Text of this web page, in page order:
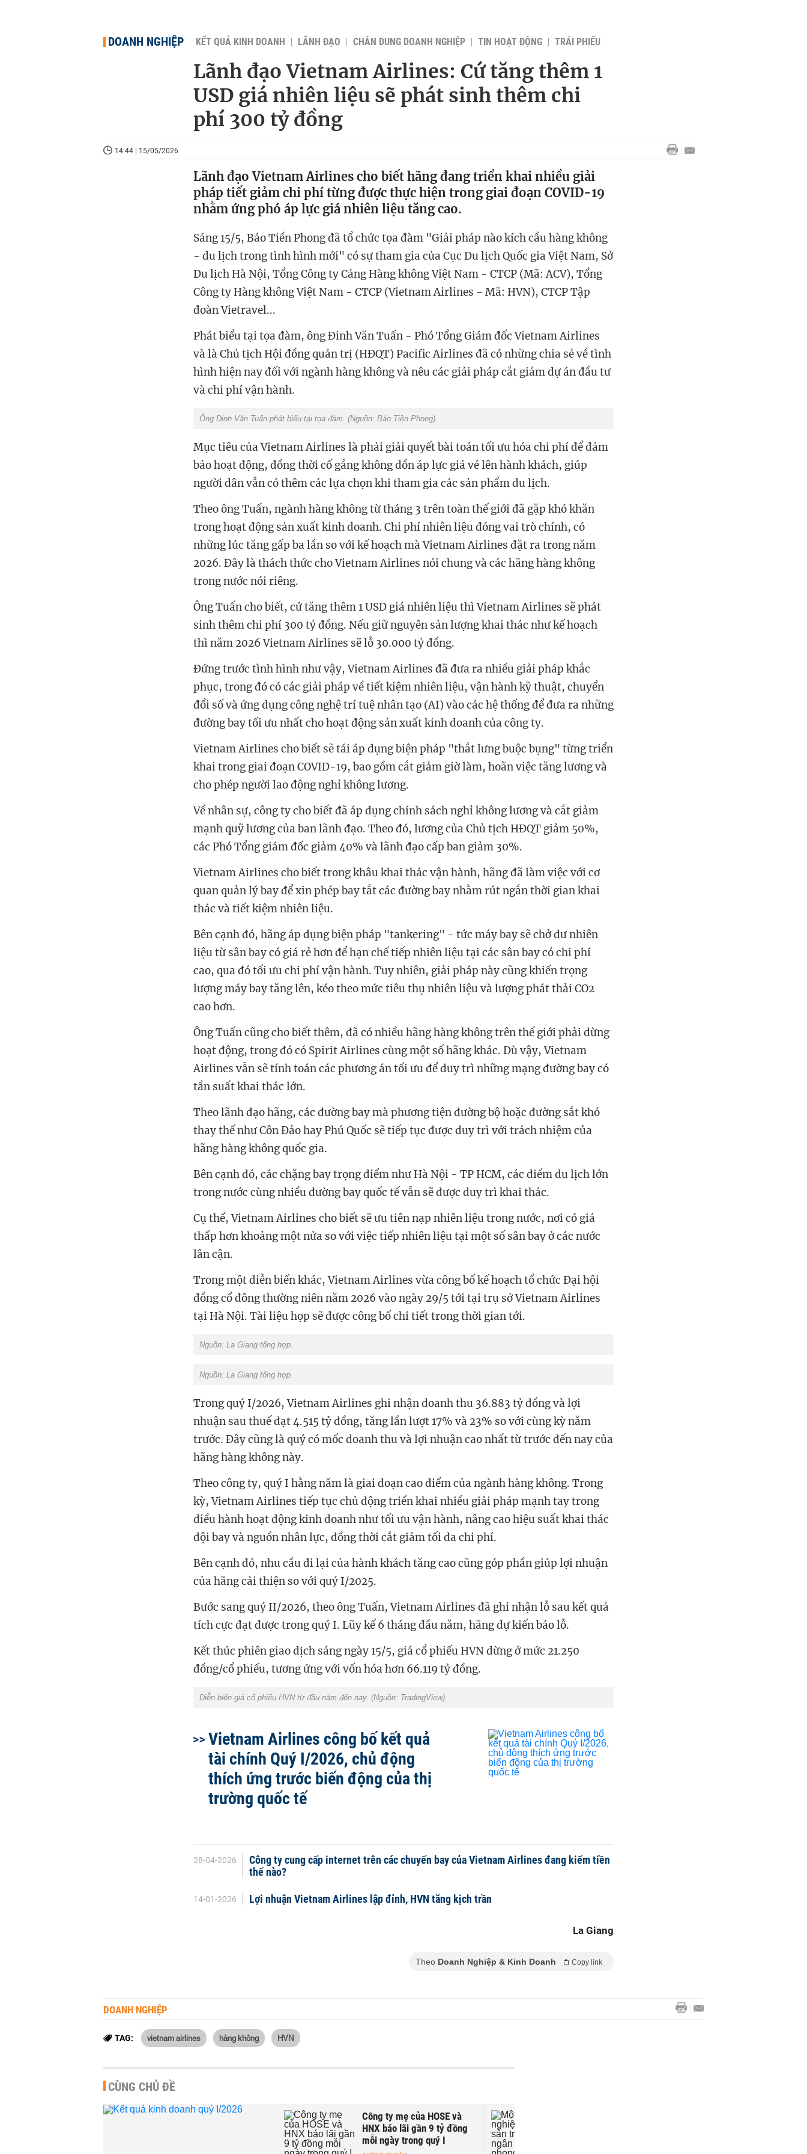
DOANH NGHIỆP KẾT QUẢ KINH DOANH LÃNH ĐẠO CHÂN DUNG DOANH NGHIỆP TIN HOẠT ĐỘNG TRÁI PHIẾU
Lãnh đạo Vietnam Airlines: Cứ tăng thêm 1
USD giá nhiên liệu sẽ phát sinh thêm chi
phí 300 tỷ đồng
14:44 | 15/05/2026
Lãnh đạo Vietnam Airlines cho biết hãng đang triển khai nhiều giải
pháp tiết giảm chi phí từng được thực hiện trong giai đoạn COVID-19
nhằm ứng phó áp lực giá nhiên liệu tăng cao.
Sáng 15/5, Báo Tiền Phong đã tổ chức tọa đàm "Giải pháp nào kích cầu hàng không
- du lịch trong tình hình mới" có sự tham gia của Cục Du lịch Quốc gia Việt Nam, Sở
Du lịch Hà Nội, Tổng Công ty Cảng Hàng không Việt Nam - CTCP (Mã: ACV), Tổng
Công ty Hàng không Việt Nam - CTCP (Vietnam Airlines - Mã: HVN), CTCP Tập
đoàn Vietravel...
Phát biểu tại tọa đàm, ông Đinh Văn Tuấn - Phó Tổng Giám đốc Vietnam Airlines
và là Chủ tịch Hội đồng quản trị (HĐQT) Pacific Airlines đã có những chia sẻ về tình
hình hiện nay đối với ngành hàng không và nêu các giải pháp cắt giảm dự án đầu tư
và chi phí vận hành.
Ông Đinh Văn Tuấn phát biểu tại tọa đàm. (Nguồn: Báo Tiền Phong).
Mục tiêu của Vietnam Airlines là phải giải quyết bài toán tối ưu hóa chi phí để đảm
bảo hoạt động, đồng thời cố gắng không dồn áp lực giá vé lên hành khách, giúp
người dân vẫn có thêm các lựa chọn khi tham gia các sản phẩm du lịch.
Theo ông Tuấn, ngành hàng không từ tháng 3 trên toàn thế giới đã gặp khó khăn
trong hoạt động sản xuất kinh doanh. Chi phí nhiên liệu đóng vai trò chính, có
những lúc tăng gấp ba lần so với kế hoạch mà Vietnam Airlines đặt ra trong năm
2026. Đây là thách thức cho Vietnam Airlines nói chung và các hãng hàng không
trong nước nói riêng.
Ông Tuấn cho biết, cứ tăng thêm 1 USD giá nhiên liệu thì Vietnam Airlines sẽ phát
sinh thêm chi phí 300 tỷ đồng. Nếu giữ nguyên sản lượng khai thác như kế hoạch
thì năm 2026 Vietnam Airlines sẽ lỗ 30.000 tỷ đồng.
Đứng trước tình hình như vậy, Vietnam Airlines đã đưa ra nhiều giải pháp khắc
phục, trong đó có các giải pháp về tiết kiệm nhiên liệu, vận hành kỹ thuật, chuyển
đổi số và ứng dụng công nghệ trí tuệ nhân tạo (AI) vào các hệ thống để đưa ra những
đường bay tối ưu nhất cho hoạt động sản xuất kinh doanh của công ty.
Vietnam Airlines cho biết sẽ tái áp dụng biện pháp "thắt lưng buộc bụng" từng triển
khai trong giai đoạn COVID-19, bao gồm cắt giảm giờ làm, hoãn việc tăng lương và
cho phép người lao động nghỉ không lương.
Về nhân sự, công ty cho biết đã áp dụng chính sách nghỉ không lương và cắt giảm
mạnh quỹ lương của ban lãnh đạo. Theo đó, lương của Chủ tịch HĐQT giảm 50%,
các Phó Tổng giám đốc giảm 40% và lãnh đạo cấp ban giảm 30%.
Vietnam Airlines cho biết trong khâu khai thác vận hành, hãng đã làm việc với cơ
quan quản lý bay để xin phép bay tắt các đường bay nhằm rút ngắn thời gian khai
thác và tiết kiệm nhiên liệu.
Bên cạnh đó, hãng áp dụng biện pháp "tankering" - tức máy bay sẽ chở dư nhiên
liệu từ sân bay có giá rẻ hơn để hạn chế tiếp nhiên liệu tại các sân bay có chi phí
cao, qua đó tối ưu chi phí vận hành. Tuy nhiên, giải pháp này cũng khiến trọng
lượng máy bay tăng lên, kéo theo mức tiêu thụ nhiên liệu và lượng phát thải CO2
cao hơn.
Ông Tuấn cũng cho biết thêm, đã có nhiều hãng hàng không trên thế giới phải dừng
hoạt động, trong đó có Spirit Airlines cùng một số hãng khác. Dù vậy, Vietnam
Airlines vẫn sẽ tính toán các phương án tối ưu để duy trì những mạng đường bay có
tần suất khai thác lớn.
Theo lãnh đạo hãng, các đường bay mà phương tiện đường bộ hoặc đường sắt khó
thay thế như Côn Đảo hay Phú Quốc sẽ tiếp tục được duy trì với trách nhiệm của
hãng hàng không quốc gia.
Bên cạnh đó, các chặng bay trọng điểm như Hà Nội - TP HCM, các điểm du lịch lớn
trong nước cùng nhiều đường bay quốc tế vẫn sẽ được duy trì khai thác.
Cụ thể, Vietnam Airlines cho biết sẽ ưu tiên nạp nhiên liệu trong nước, nơi có giá
thấp hơn khoảng một nửa so với việc tiếp nhiên liệu tại một số sân bay ở các nước
lân cận.
Trong một diễn biến khác, Vietnam Airlines vừa công bố kế hoạch tổ chức Đại hội
đồng cổ đông thường niên năm 2026 vào ngày 29/5 tới tại trụ sở Vietnam Airlines
tại Hà Nội. Tài liệu họp sẽ được công bố chi tiết trong thời gian tới.
Nguồn: La Giang tổng hợp.
Nguồn: La Giang tổng hợp.
Trong quý I/2026, Vietnam Airlines ghi nhận doanh thu 36.883 tỷ đồng và lợi
nhuận sau thuế đạt 4.515 tỷ đồng, tăng lần lượt 17% và 23% so với cùng kỳ năm
trước. Đây cũng là quý có mốc doanh thu và lợi nhuận cao nhất từ trước đến nay của
hãng hàng không này.
Theo công ty, quý I hằng năm là giai đoạn cao điểm của ngành hàng không. Trong
kỳ, Vietnam Airlines tiếp tục chủ động triển khai nhiều giải pháp mạnh tay trong
điều hành hoạt động kinh doanh như tối ưu vận hành, nâng cao hiệu suất khai thác
đội bay và nguồn nhân lực, đồng thời cắt giảm tối đa chi phí.
Bên cạnh đó, nhu cầu đi lại của hành khách tăng cao cũng góp phần giúp lợi nhuận
của hãng cải thiện so với quý I/2025.
Bước sang quý II/2026, theo ông Tuấn, Vietnam Airlines đã ghi nhận lỗ sau kết quả
tích cực đạt được trong quý I. Lũy kế 6 tháng đầu năm, hãng dự kiến báo lỗ.
Kết thúc phiên giao dịch sáng ngày 15/5, giá cổ phiếu HVN dừng ở mức 21.250
đồng/cổ phiếu, tương ứng với vốn hóa hơn 66.119 tỷ đồng.
Diễn biến giá cổ phiếu HVN từ đầu năm đến nay. (Nguồn: TradingView).
Vietnam Airlines công bố kết quả
tài chính Quý I/2026, chủ động
thích ứng trước biến động của thị
trường quốc tế
28-04-2026
Công ty cung cấp internet trên các chuyến bay của Vietnam Airlines đang kiếm tiền
thế nào?
14-01-2026 Lợi nhuận Vietnam Airlines lập đỉnh, HVN tăng kịch trần
La Giang
Theo Doanh Nghiệp & Kinh Doanh Copy link
DOANH NGHIỆP
TAG: vietnam airlines hàng không HVN
CÙNG CHỦ ĐỀ
Lãnh đạo Vietnam Airlines:
Công ty mẹ của HOSE và
HNX báo lãi gần 9 tỷ đồng
mỗi ngày trong quý I